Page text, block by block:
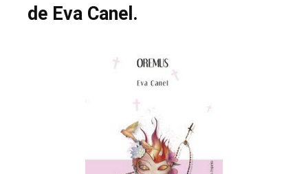
de Eva Canel.